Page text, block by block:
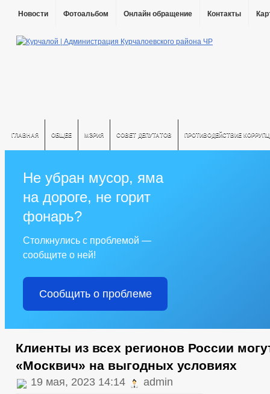
Новости Фотоальбом Онлайн обращение Контакты
ГЛАВНАЯ ОБЩЕЕ МЭРИЯ СОВЕТ ДЕПУТАТОВ ПРОТИВОДЕЙСТВИЕ
Не убран мусор, яма
на дороге, не горит
фонарь?
Столкнулись с проблемой —
сообщите о ней!
Сообщить о проблеме
Клиенты из всех регионов России
«Москвич» на выгодных условиях
19 мая, 2023 14:14 admin